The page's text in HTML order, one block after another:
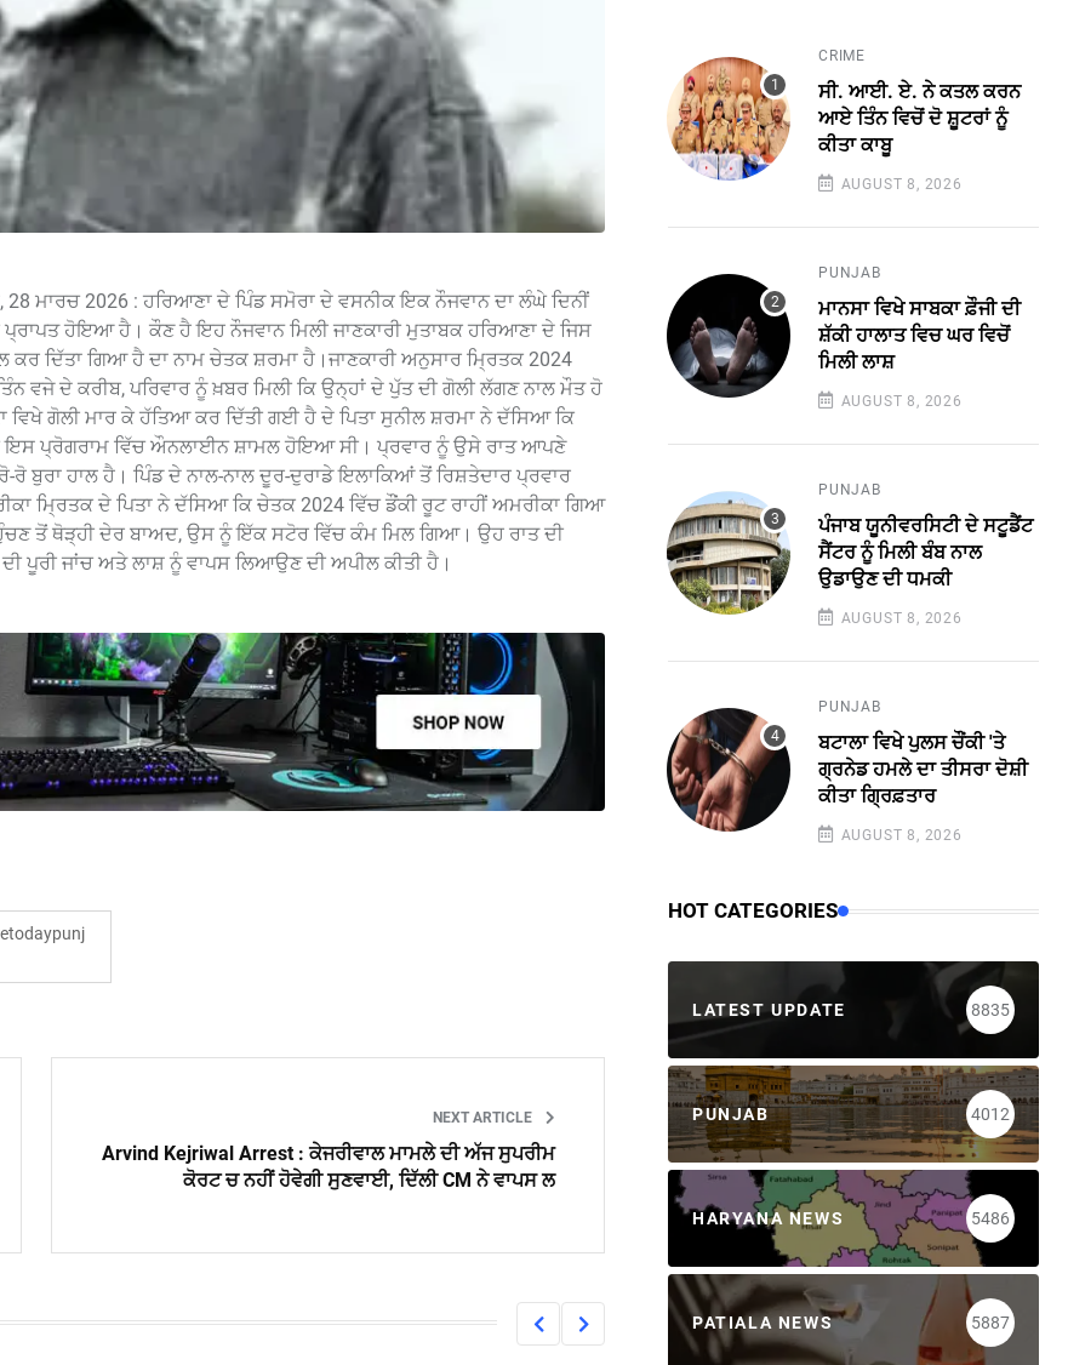
ਮਾਰਚ 2026 : ਹਰਿਆਣਾ ਦੇ ਪਿੰਡ ਸਮੋਰਾ ਦੇ ਵਸਨੀਕ ਇਕ ਨੌਜਵਾਨ ਦਾ ਲੰਘੇ ਦਿਨੀਂ
ਪ੍ਰਾਪਤ ਹੋਇਆ ਹੈ। ਕੌਣ ਹੈ ਇਹ ਨੌਜਵਾਨ ਮਿਲੀ ਜਾਣਕਾਰੀ ਮੁਤਾਬਕ ਹਰਿਆਣਾ ਦੇ ਜਿਸ
ਕਰ ਦਿੱਤਾ ਗਿਆ ਹੈ ਦਾ ਨਾਮ ਚੇਤਕ ਸ਼ਰਮਾ ਹੈ।ਜਾਣਕਾਰੀ ਅਨੁਸਾਰ ਮ੍ਰਿਤਕ 2024
ਦੇ ਕਰੀਬ, ਪਰਿਵਾਰ ਨੂੰ ਖ਼ਬਰ ਮਿਲੀ ਕਿ ਉਨ੍ਹਾਂ ਦੇ ਪੁੱਤ ਦੀ ਗੋਲੀ ਲੱਗਣ ਨਾਲ ਮੌਤ ਹੋ
ਗੋਲੀ ਮਾਰ ਕੇ ਹੱਤਿਆ ਕਰ ਦਿੱਤੀ ਗਈ ਹੈ ਦੇ ਪਿਤਾ ਸੁਨੀਲ ਸ਼ਰਮਾ ਨੇ ਦੱਸਿਆ ਕਿ
ਇਸ ਪ੍ਰੋਗਰਾਮ ਵਿੱਚ ਔਨਲਾਈਨ ਸ਼ਾਮਲ ਹੋਇਆ ਸੀ। ਪ੍ਰਵਾਰ ਨੂੰ ਉਸੇ ਰਾਤ ਆਪਣੇ
ਰੋ ਬੁਰਾ ਹਾਲ ਹੈ। ਪਿੰਡ ਦੇ ਨਾਲ-ਨਾਲ ਦੂਰ-ਦੁਰਾਡੇ ਇਲਾਕਿਆਂ ਤੋਂ ਰਿਸ਼ਤੇਦਾਰ ਪ੍ਰਵਾਰ
ਮ੍ਰਿਤਕ ਦੇ ਪਿਤਾ ਨੇ ਦੱਸਿਆ ਕਿ ਚੇਤਕ 2024 ਵਿੱਚ ਡੌਂਕੀ ਰੂਟ ਰਾਹੀਂ ਅਮਰੀਕਾ ਗਿਆ
ਤੋਂ ਥੋੜ੍ਹੀ ਦੇਰ ਬਾਅਦ, ਉਸ ਨੂੰ ਇੱਕ ਸਟੋਰ ਵਿੱਚ ਕੰਮ ਮਿਲ ਗਿਆ। ਉਹ ਰਾਤ ਦੀ
ਪੂਰੀ ਜਾਂਚ ਅਤੇ ਲਾਸ਼ ਨੂੰ ਵਾਪਸ ਲਿਆਉਣ ਦੀ ਅਪੀਲ ਕੀਤੀ ਹੈ।
NEXT ARTICLE
Arvind Kejriwal Arrest : ਕੇਜਰੀਵਾਲ ਮਾਮਲੇ ਦੀ ਅੱਜ ਸੁਪਰੀਮ
ਕੋਰਟ ਚ ਨਹੀਂ ਹੋਵੇਗੀ ਸੁਣਵਾਈ, ਦਿੱਲੀ CM ਨੇ ਵਾਪਸ ਲ
CRIME
ਸੀ. ਆਈ. ਏ. ਨੇ ਕਤਲ ਕਰਨ
ਆਏ ਤਿੰਨ ਵਿਚੋਂ ਦੋ ਸ਼ੂਟਰਾਂ ਨੂੰ
ਕੀਤਾ ਕਾਬੂ
AUGUST 8, 2026
PUNJAB
ਮਾਨਸਾ ਵਿਖੇ ਸਾਬਕਾ ਫ਼ੌਜੀ ਦੀ
ਸ਼ੱਕੀ ਹਾਲਾਤ ਵਿਚ ਘਰ ਵਿਚੋਂ
ਮਿਲੀ ਲਾਸ਼
AUGUST 8, 2026
PUNJAB
ਪੰਜਾਬ ਯੂਨੀਵਰਸਿਟੀ ਦੇ ਸਟੂਡੈਂਟ
ਸੈਂਟਰ ਨੂੰ ਮਿਲੀ ਬੰਬ ਨਾਲ
ਉਡਾਉਣ ਦੀ ਧਮਕੀ
AUGUST 8, 2026
PUNJAB
ਬਟਾਲਾ ਵਿਖੇ ਪੁਲਸ ਚੌਂਕੀ 'ਤੇ
ਗ੍ਰਨੇਡ ਹਮਲੇ ਦਾ ਤੀਸਰਾ ਦੋਸ਼ੀ
ਕੀਤਾ ਗ੍ਰਿਫ਼ਤਾਰ
AUGUST 8, 2026
HOT CATEGORIES
LATEST UPDATE 8835
PUNJAB 4012
HARYANA NEWS 5486
PATIALA NEWS 5887